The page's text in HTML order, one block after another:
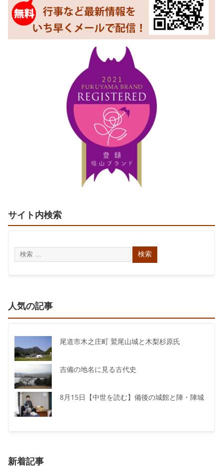
サイト内検索
人気の記事
尾道市木之庄町 鷲尾山城と木梨杉原氏
吉備の地名に見る古代史
8月15日【中世を読む】備後の城館と陣・陣城
新着記事